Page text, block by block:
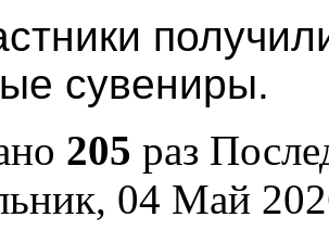
сувениры.
205 раз
04 Май